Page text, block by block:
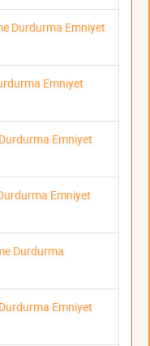
Durdurma Emniyet
Emniyet
Emniyet
Emniyet
Durdurma
Emniyet